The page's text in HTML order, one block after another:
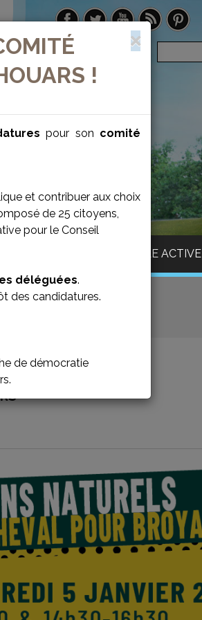
!
pour son comité
et contribuer aux choix
de 25 citoyens,
pour le Conseil
déléguées.
des candidatures.
de démocratie
VILLE ACTIVE